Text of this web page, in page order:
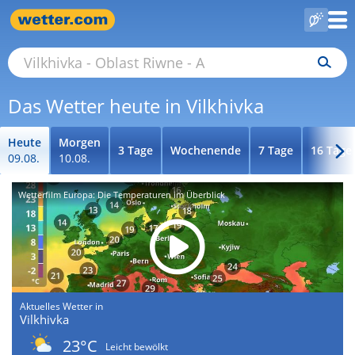
Das Wetter heute in Vilkhivka
Heute
09.08.
Morgen
10.08.
3 Tage Wochenende 7 Tage 16 Tage
Wetterfilm Europa: Die Temperaturen im Überblick
Aktuelles Wetter in
Vilkhivka
23°C
Leicht bewölkt